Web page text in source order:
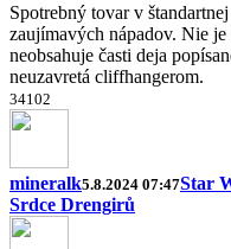
Spotrebný tovar v
zaujímavých nápadov. Nie
neobsahuje časti deja
neuzavretá cliffhangerom.
34102
mineralk5.8.2024 07:47Star
Srdce Drengirů